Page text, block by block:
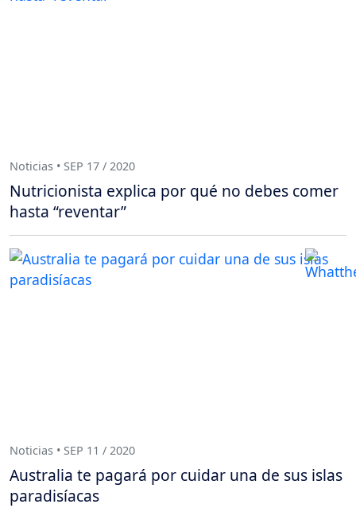
Noticias • SEP 17 / 2020
Nutricionista explica por qué no debes comer
hasta “reventar”
Noticias • SEP 11 / 2020
Australia te pagará por cuidar una de sus islas
paradisíacas